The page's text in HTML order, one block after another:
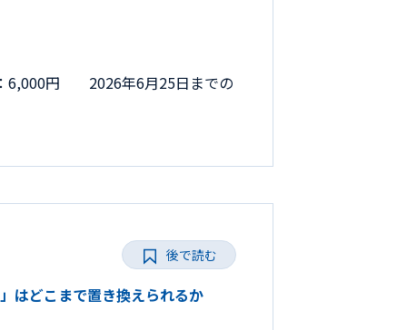
6,000円 2026年6月25日までの
はどこまで置き換えられるか
後で読む